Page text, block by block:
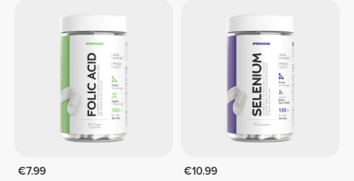
€7.99
€10.99